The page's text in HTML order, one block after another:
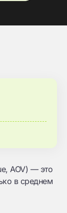
AOV) — это
в среднем